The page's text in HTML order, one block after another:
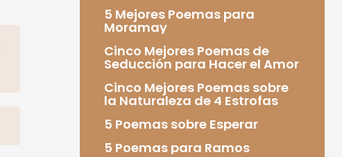
5 Mejores Poemas para
Moramay
Cinco Mejores Poemas de
Seducción para Hacer el Amor
Cinco Mejores Poemas sobre
la Naturaleza de 4 Estrofas
5 Poemas sobre Esperar
5 Poemas para Ramos